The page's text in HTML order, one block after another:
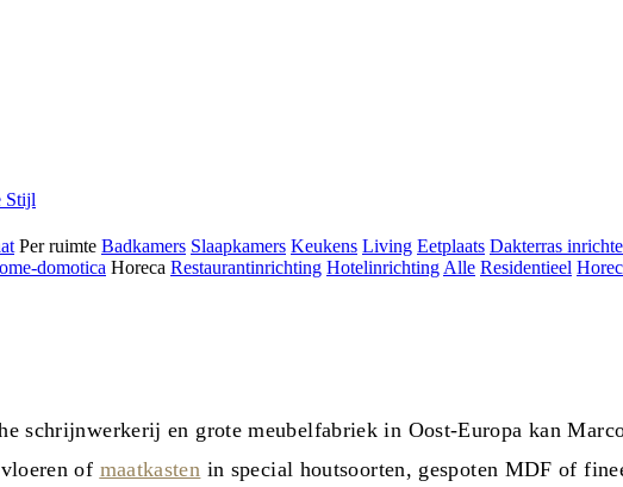
Stijl
Per ruimte Badkamers Slaapkamers Keukens Living Eetplaats Dakterras
domotica Horeca Restaurantinrichting Hotelinrichting Alle Residentieel
schrijnwerkerij en grote meubelfabriek in Oost-Europa kan
of maatkasten in special houtsoorten, gespoten MDF of